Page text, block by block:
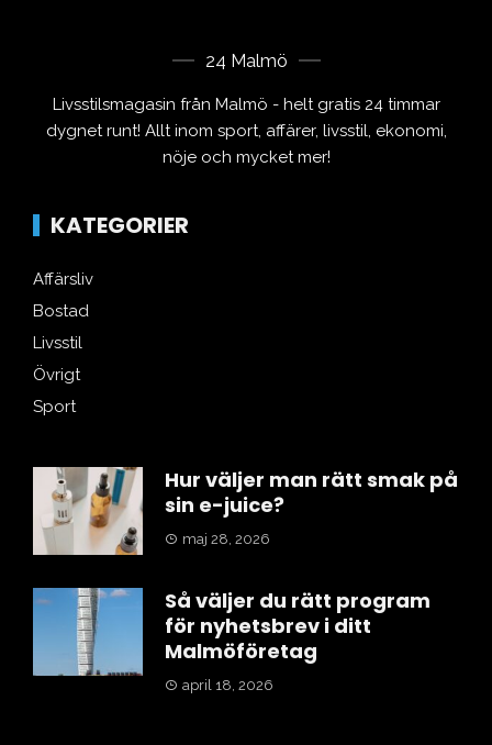
24 Malmö
Livsstilsmagasin från Malmö - helt gratis 24 timmar
dygnet runt! Allt inom sport, affärer, livsstil, ekonomi,
nöje och mycket mer!
KATEGORIER
Affärsliv
Bostad
Livsstil
Övrigt
Sport
Hur väljer man rätt smak på
sin e-juice?
maj 28, 2026
Så väljer du rätt program
för nyhetsbrev i ditt
Malmöföretag
april 18, 2026